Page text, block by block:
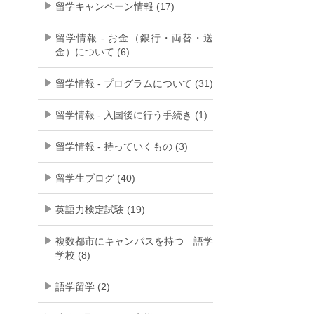
留学キャンペーン情報 (17)
留学情報 - お金（銀行・両替・送
金）について (6)
留学情報 - プログラムについて (31)
留学情報 - 入国後に行う手続き (1)
留学情報 - 持っていくもの (3)
留学生ブログ (40)
英語力検定試験 (19)
複数都市にキャンパスを持つ 語学
学校 (8)
語学留学 (2)